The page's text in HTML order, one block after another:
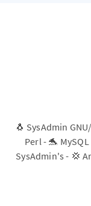
🐧 SysAdmin
Perl - 🐬
SysAdmin's - 💢